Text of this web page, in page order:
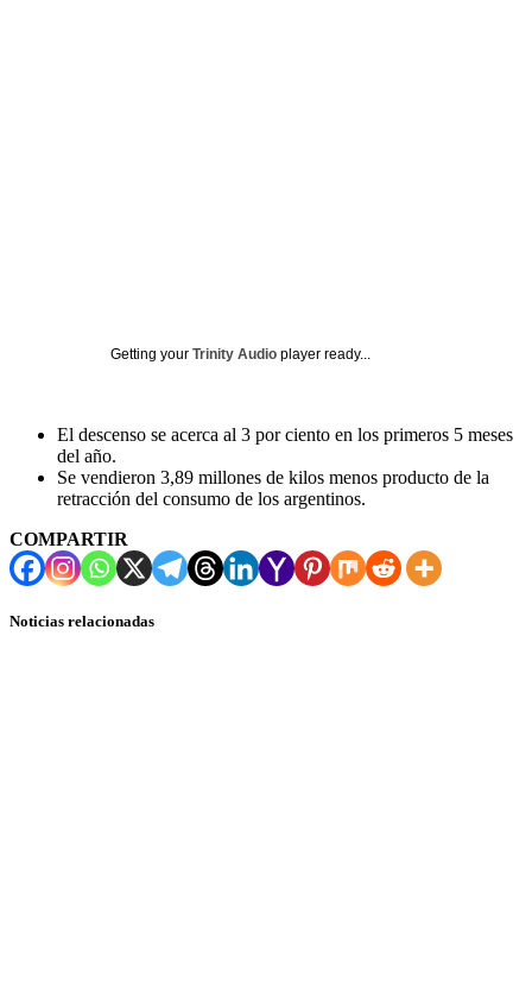
Getting your Trinity Audio player ready...
El descenso se acerca al 3 por ciento en los primeros 5 meses
del año.
Se vendieron 3,89 millones de kilos menos producto de la
retracción del consumo de los argentinos.
COMPARTIR
Noticias relacionadas